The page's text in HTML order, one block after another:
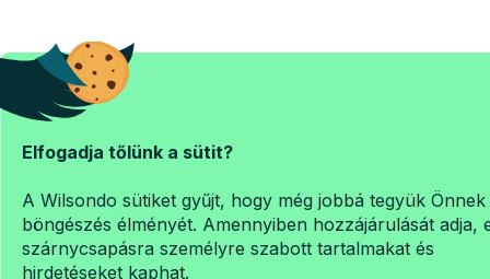
Elfogadja tőlünk a sütit?
A Wilsondo sütiket gyűjt, hogy még jobbá tegyük Önnek
böngészés élményét. Amennyiben hozzájárulását adja,
szárnycsapásra személyre szabott tartalmakat és
hirdetéseket kaphat.